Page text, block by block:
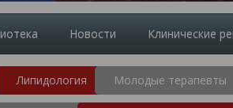
Новости Клинические
Липидология Молодые терапевты